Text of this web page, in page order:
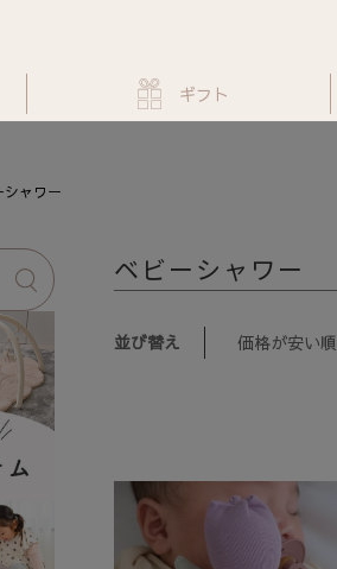
ギフト
シャワー
ベビーシャワー
並び替え 価格が安い順